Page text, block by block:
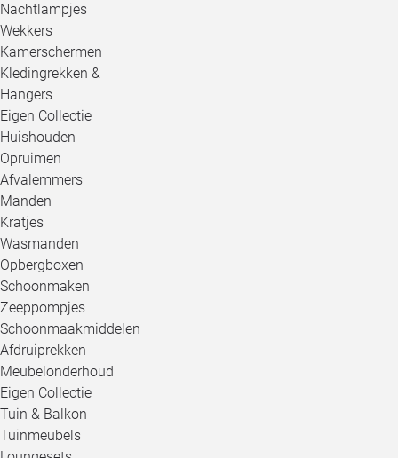
Nachtlampjes
Wekkers
Kamerschermen
Kledingrekken &
Hangers
Eigen Collectie
Huishouden
Opruimen
Afvalemmers
Manden
Kratjes
Wasmanden
Opbergboxen
Schoonmaken
Zeeppompjes
Schoonmaakmiddelen
Afdruiprekken
Meubelonderhoud
Eigen Collectie
Tuin & Balkon
Tuinmeubels